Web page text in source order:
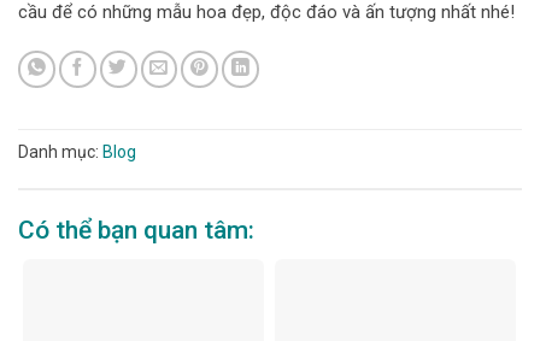
cầu để có những mẫu hoa đẹp, độc đáo và ấn tượng nhất nhé!
Danh mục: Blog
Có thể bạn quan tâm: